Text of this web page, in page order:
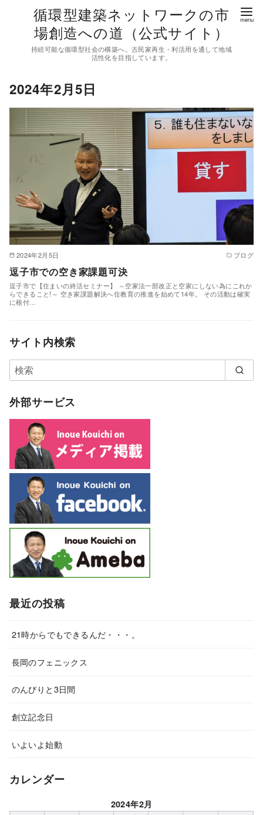
循環型建築ネットワークの市
場創造への道（公式サイト）
持続可能な循環型社会の構築へ。古民家再生・利活用を通して地域
活性化を目指しています。
2024年2月5日
2024年2月5日 ブログ
逗子市での空き家課題可決
逗子市で【住まいの終活セミナー】 ～空家法一部改正と空家にしない為にこれか
らできること!～ 空き家課題解決へ住教育の推進を始めて14年。 その活動は確実
に根付…
サイト内検索
外部サービス
最近の投稿
21時からでもできるんだ・・・。
長岡のフェニックス
のんびりと3日間
創立記念日
いよいよ始動
カレンダー
2024年2月